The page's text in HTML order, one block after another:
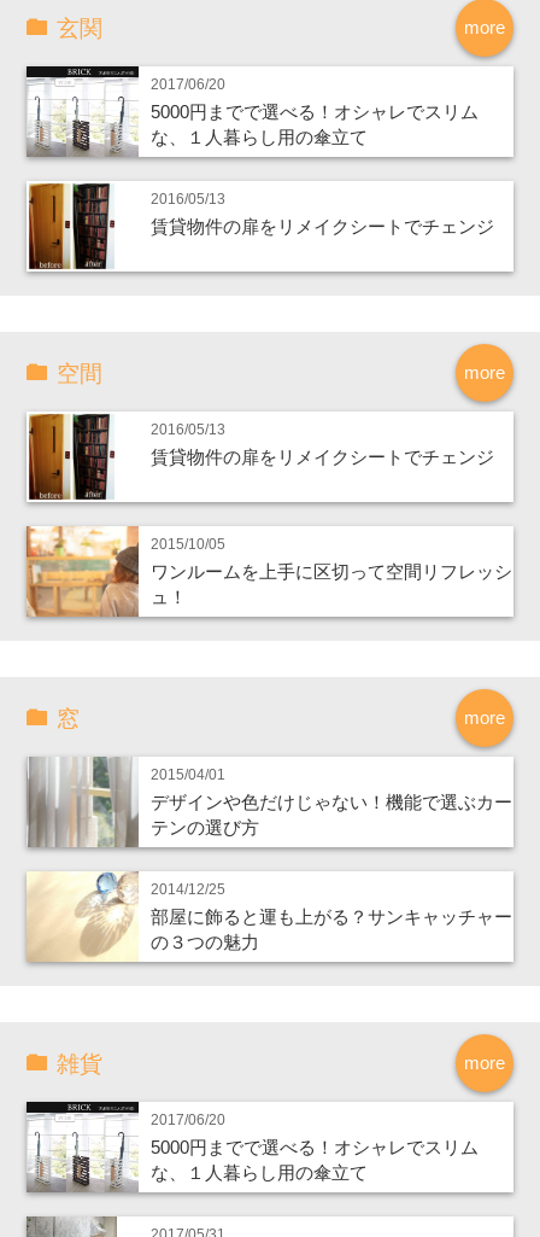
more
玄関
2017/06/20
5000円までで選べる！オシャレでスリム
な、１人暮らし用の傘立て
2016/05/13
賃貸物件の扉をリメイクシートでチェンジ
more
空間
2016/05/13
賃貸物件の扉をリメイクシートでチェンジ
2015/10/05
ワンルームを上手に区切って空間リフレッシ
ュ！
more
窓
2015/04/01
デザインや色だけじゃない！機能で選ぶカー
テンの選び方
2014/12/25
部屋に飾ると運も上がる？サンキャッチャー
の３つの魅力
more
雑貨
2017/06/20
5000円までで選べる！オシャレでスリム
な、１人暮らし用の傘立て